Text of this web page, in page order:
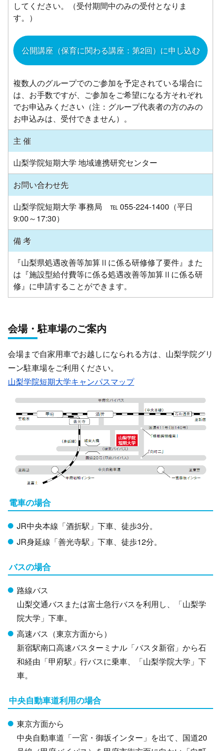
してください。（受付期間中のみの受付となりま
す。）
公開講座（保育に関わる講座：第2回）に申し込む
複数人のグループでのご参加を予定されている場合に
は、お手数ですが、ご参加をご希望になる方それぞれ
でお申込みください（注：グループ代表者の方のみの
お申込みは、受付できません）。
主 催
山梨学院短期大学 地域連携研究センター
お問い合わせ先
山梨学院短期大学 事務局 ℡ 055-224-1400（平日
9:00～17:30）
備 考
『山梨県処遇改善等加算Ⅱに係る研修修了要件』また
は『施設型給付費等に係る処遇改善等加算Ⅱに係る研
修』に申請することができます。
会場・駐車場のご案内
会場まで自家用車でお越しになられる方は、山梨学院グリ
ーン駐車場をご利用ください。
山梨学院短期大学キャンパスマップ
電車の場合
JR中央本線「酒折駅」下車、徒歩3分。
JR身延線「善光寺駅」下車、徒歩12分。
バスの場合
路線バス
山梨交通バスまたは富士急行バスを利用し、「山梨学
院大学」下車。
高速バス（東京方面から）
新宿駅南口高速バスターミナル「バスタ新宿」から石
和経由「甲府駅」行バスに乗車、「山梨学院大学」下
車。
中央自動車道利用の場合
東京方面から
中央自動車道「一宮・御坂インター」を出て、国道20